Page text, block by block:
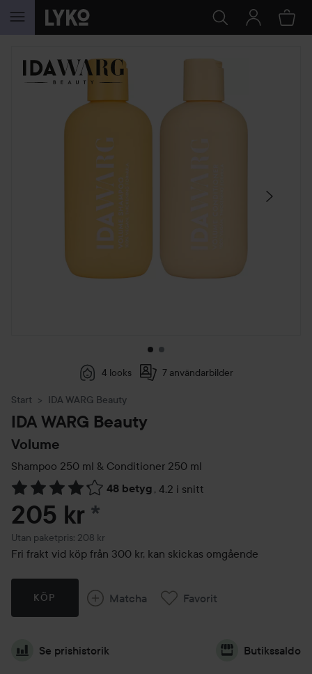
HOPPA TILL INNEHÅLLET
HOPPA ÖVER SEKTIONEN
4 looks 7 användarbilder
Start IDA WARG Beauty
IDA WARG Beauty
Volume
Shampoo 250 ml & Conditioner 250 ml
48 betyg , 4.2 i snitt
Hoppa till Betyg & kommentarer
205 kr *
Utan paketpris: 208 kr
Fri frakt vid köp från 300 kr, kan skickas omgående
KÖP Matcha Favorit
Se prishistorik Butikssaldo